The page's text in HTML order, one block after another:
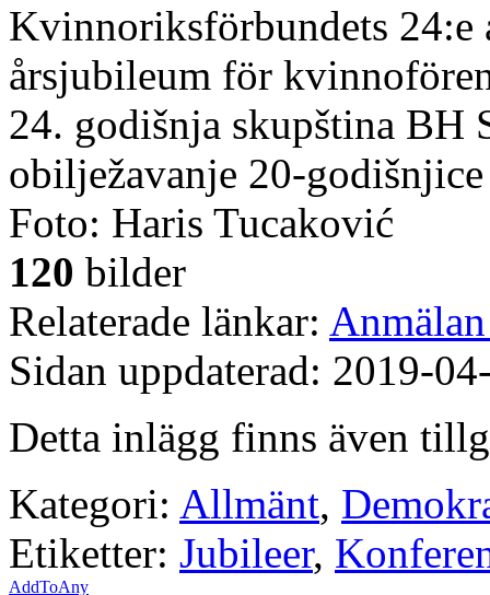
Kvinnoriksförbundets 24:e
årsjubileum för
24. godišnja skupština BH
obilježavanje 20-
Foto: Haris Tucaković
120 bilder
Relaterade länkar:
Sidan uppdaterad: 2019-
Detta inlägg finns även
Kategori: Allmänt,
Etiketter: Jubileer,
AddToAny